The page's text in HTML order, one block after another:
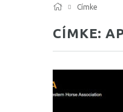
Címke
CÍMKE: